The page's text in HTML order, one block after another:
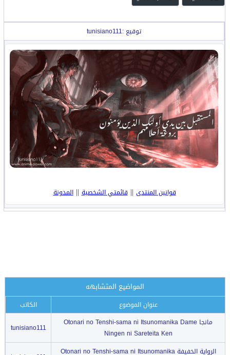
توقيع :tunisiano111
قوانين المنتدى ||قائمتي الشخصية||المدونة
المواضيع المتشابهه
عنوان الموضوع
الكاتب
مانجا Otonari no Tenshi-sama ni Itsunomanika Dame
Ningen ni Sareteita Ken
tunisiano111
الرواية الخفيفة Otonari no Tenshi-sama ni Itsunomanika